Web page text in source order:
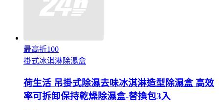
最高折100
掛式冰淇淋除濕盒
荷生活 吊掛式除濕去味冰淇淋造型除濕盒 高效
率可拆卸保持乾燥除濕盒-替換包3入